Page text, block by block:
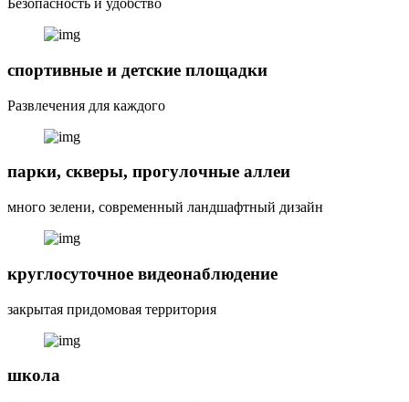
Безопасность и удобство
спортивные и детские площадки
Развлечения для каждого
парки, скверы, прогулочные аллеи
много зелени, современный ландшафтный дизайн
круглосуточное видеонаблюдение
закрытая придомовая территория
школа